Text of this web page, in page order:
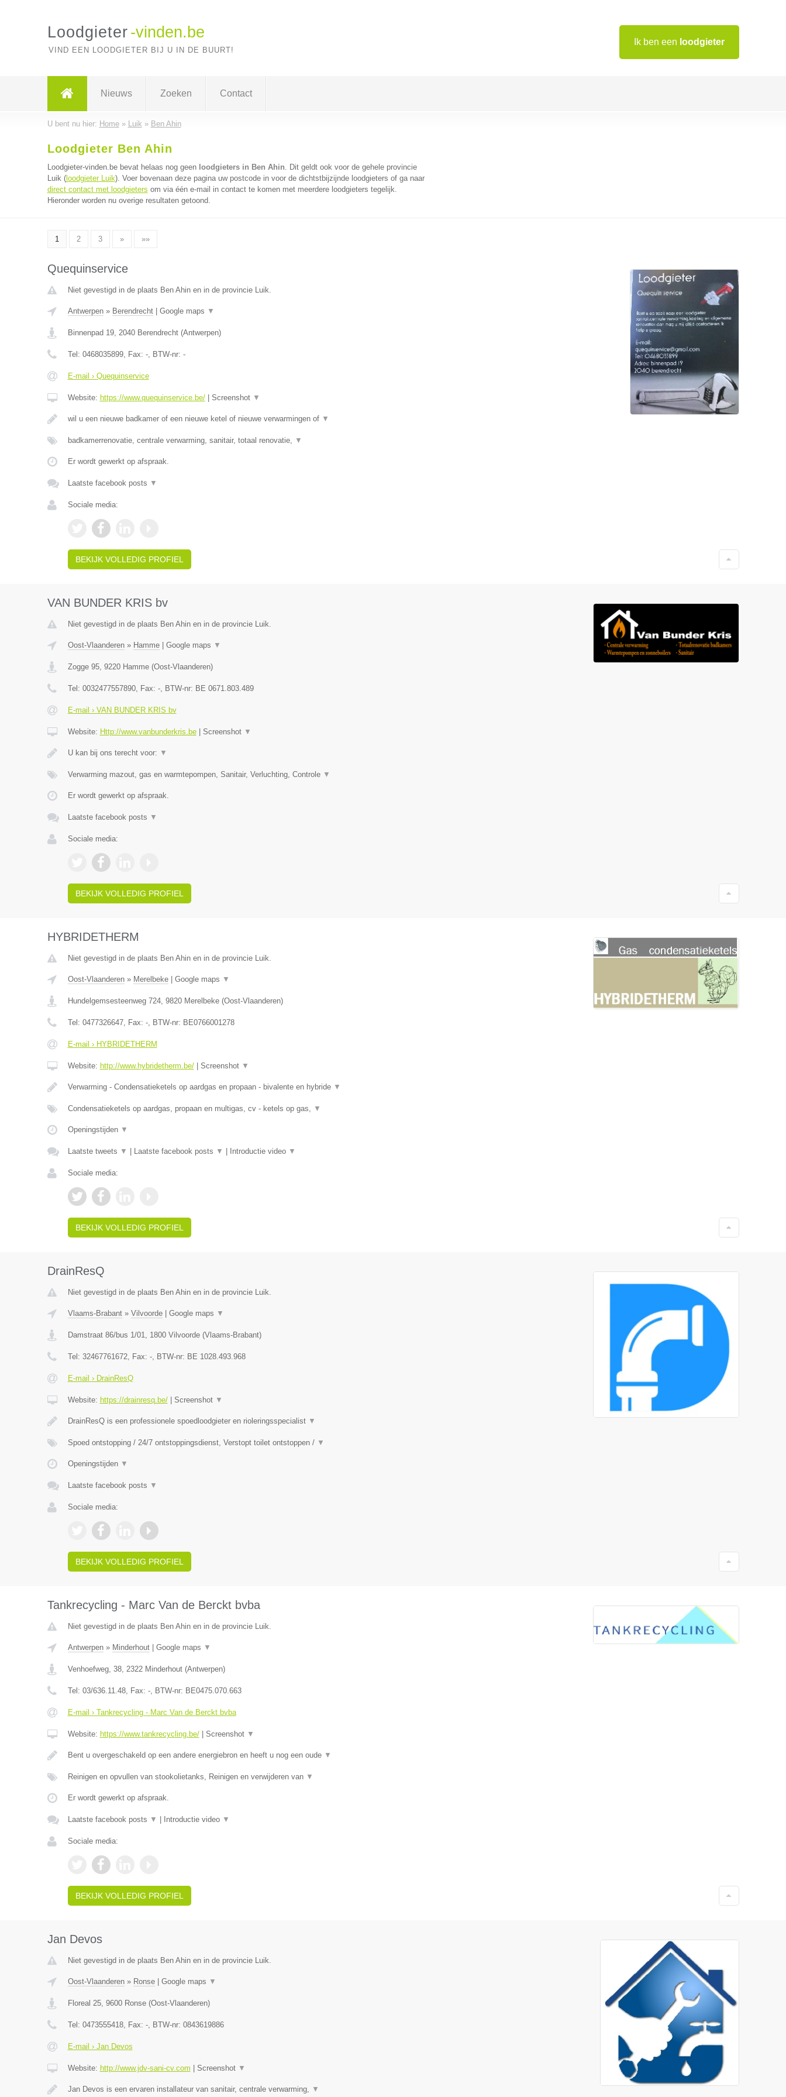
Ik ben een loodgieter
Loodgieter -vinden.be
VIND EEN LOODGIETER BIJ U IN DE BUURT!
Nieuws Zoeken Contact
U bent nu hier: Home» Luik » Ben Ahin
Loodgieter Ben Ahin
Loodgieter-vinden.be bevat helaas nog geen loodgieters in Ben Ahin. Dit geldt ook voor de gehele provincie
Luik (loodgieter Luik). Voer bovenaan deze pagina uw postcode in voor de dichtstbijzijnde loodgieters of ga naar
direct contact met loodgieters om via één e-mail in contact te komen met meerdere loodgieters tegelijk.
Hieronder worden nu overige resultaten getoond.
1 2 3 » »»
Quequinservice
Niet gevestigd in de plaats Ben Ahin en in de provincie Luik.
Antwerpen» Berendrecht| Google maps ▼
Binnenpad 19, 2040 Berendrecht(Antwerpen)
Tel: 0468035899, Fax: -, BTW-nr: -
E-mail › Quequinservice
Website: https://www.quequinservice.be/| Screenshot ▼
wil u een nieuwe badkamer of een nieuwe ketel of nieuwe verwarmingen of ▼
badkamerrenovatie, centrale verwarming, sanitair, totaal renovatie, ▼
Er wordt gewerkt op afspraak.
Laatste facebook posts ▼
Sociale media:
BEKIJK VOLLEDIG PROFIEL
VAN BUNDER KRIS bv
Niet gevestigd in de plaats Ben Ahin en in de provincie Luik.
Oost-Vlaanderen» Hamme| Google maps ▼
Zogge 95, 9220 Hamme(Oost-Vlaanderen)
Tel: 0032477557890, Fax: -, BTW-nr: BE 0671.803.489
E-mail › VAN BUNDER KRIS bv
Website: Http://www.vanbunderkris.be| Screenshot ▼
U kan bij ons terecht voor: ▼
Verwarming mazout, gas en warmtepompen, Sanitair, Verluchting, Controle ▼
Er wordt gewerkt op afspraak.
Laatste facebook posts ▼
Sociale media:
BEKIJK VOLLEDIG PROFIEL
HYBRIDETHERM
Niet gevestigd in de plaats Ben Ahin en in de provincie Luik.
Oost-Vlaanderen» Merelbeke| Google maps ▼
Hundelgemsesteenweg 724, 9820 Merelbeke(Oost-Vlaanderen)
Tel: 0477326647, Fax: -, BTW-nr: BE0766001278
E-mail › HYBRIDETHERM
Website: http://www.hybridetherm.be/| Screenshot ▼
Verwarming - Condensatieketels op aardgas en propaan - bivalente en hybride ▼
Condensatieketels op aardgas, propaan en multigas, cv - ketels op gas, ▼
Openingstijden ▼
Laatste tweets ▼ Laatste facebook posts ▼ Introductie video ▼
Sociale media:
BEKIJK VOLLEDIG PROFIEL
DrainResQ
Niet gevestigd in de plaats Ben Ahin en in de provincie Luik.
Vlaams-Brabant» Vilvoorde| Google maps ▼
Damstraat 86/bus 1/01, 1800 Vilvoorde(Vlaams-Brabant)
Tel: 32467761672, Fax: -, BTW-nr: BE 1028.493.968
E-mail › DrainResQ
Website: https://drainresq.be/| Screenshot ▼
DrainResQ is een professionele spoedloodgieter en rioleringsspecialist ▼
Spoed ontstopping / 24/7 ontstoppingsdienst, Verstopt toilet ontstoppen / ▼
Openingstijden ▼
Laatste facebook posts ▼
Sociale media:
BEKIJK VOLLEDIG PROFIEL
Tankrecycling - Marc Van de Berckt bvba
Niet gevestigd in de plaats Ben Ahin en in de provincie Luik.
Antwerpen» Minderhout| Google maps ▼
Venhoefweg, 38, 2322 Minderhout(Antwerpen)
Tel: 03/636.11.48, Fax: -, BTW-nr: BE0475.070.663
E-mail › Tankrecycling - Marc Van de Berckt bvba
Website: https://www.tankrecycling.be/| Screenshot ▼
Bent u overgeschakeld op een andere energiebron en heeft u nog een oude ▼
Reinigen en opvullen van stookolietanks, Reinigen en verwijderen van ▼
Er wordt gewerkt op afspraak.
Laatste facebook posts ▼ Introductie video ▼
Sociale media:
BEKIJK VOLLEDIG PROFIEL
Jan Devos
Niet gevestigd in de plaats Ben Ahin en in de provincie Luik.
Oost-Vlaanderen» Ronse| Google maps ▼
Floreal 25, 9600 Ronse(Oost-Vlaanderen)
Tel: 0473555418, Fax: -, BTW-nr: 0843619886
E-mail › Jan Devos
Website: http://www.jdv-sani-cv.com Screenshot ▼
Jan Devos is een ervaren installateur van sanitair, centrale verwarming, ▼